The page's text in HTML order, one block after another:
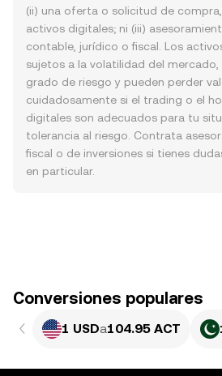
(ii) una oferta o solicitud de
activos digitales; ni (iii)
contable, jurídico o fiscal. Los
sujetos a la volatilidad del
grado de riesgo y pueden perder
cuidadosamente si el trading o el
digitales son adecuados para tu
tolerancia al riesgo. Contrata
fiscal o de inversiones si tienes
en particular.
Conversiones populares
1 USDa104.95 ACT